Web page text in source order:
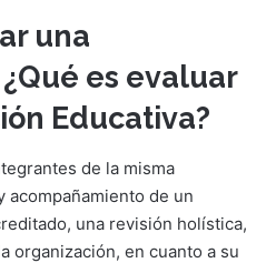
una
es evaluar
Educativa?
de la misma
acompañamiento de un
una revisión holística,
organización, en cuanto a su